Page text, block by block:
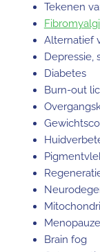
Tekenen
Alternatief
Depressie,
Diabetes
Burn-out
Brain fog